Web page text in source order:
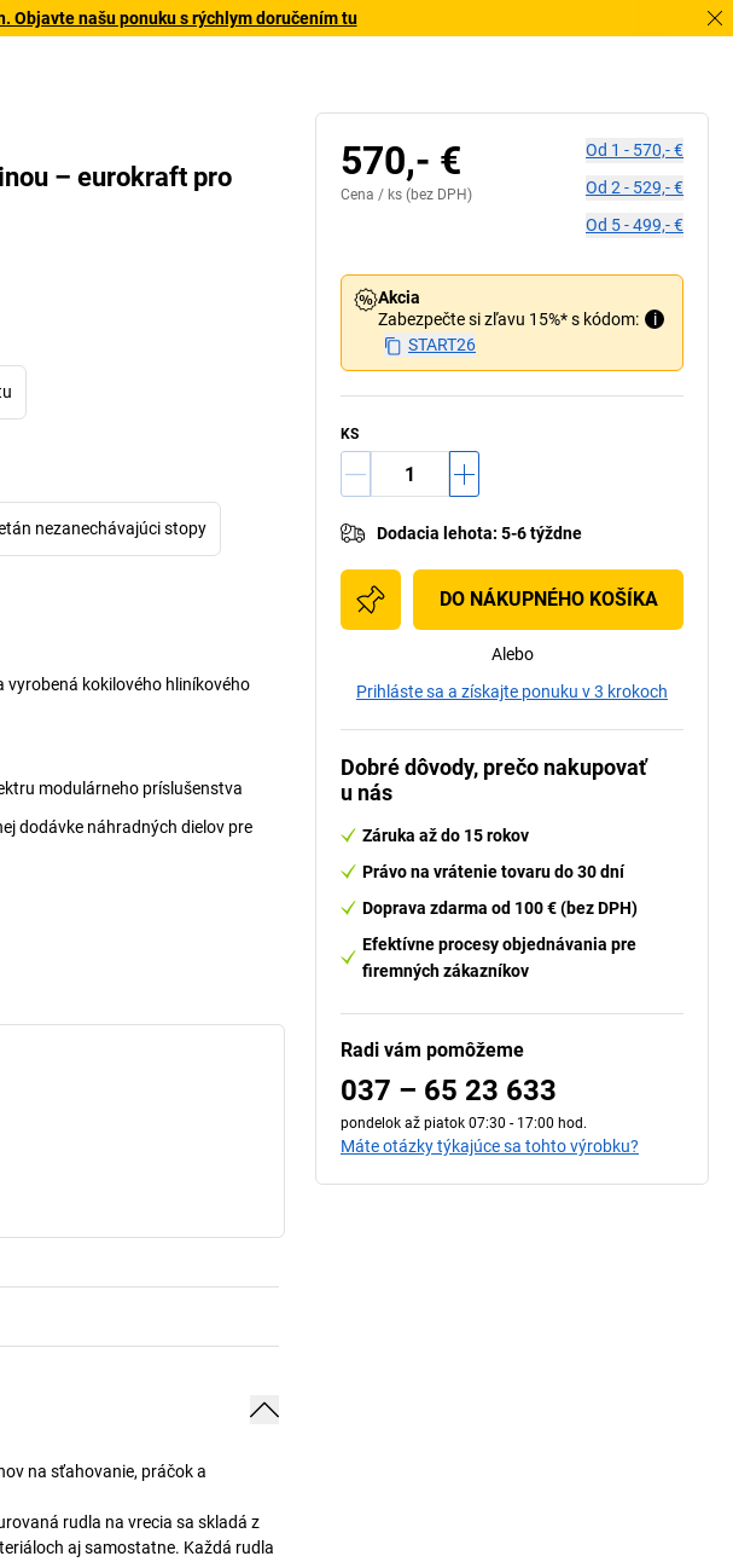
Objavte našu ponuku s rýchlym doručením tu
– eurokraft pro
nezanechávajúci stopy
kokilového hliníkového
modulárneho príslušenstva
dodávke náhradných dielov pre
na sťahovanie, práčok a
rudla na vrecia sa skladá z
aj samostatne. Každá rudla
570,- €
Cena / ks (bez DPH)
Od 1 - 570,- €
Od 2 - 529,- €
Od 5-499,- €
Akcia
Zabezpečte si zľavu 15%* s kódom:
i
START26
KS
Dodacia lehota: 5-6 týždne
DO NÁKUPNÉHO KOŠÍKA
Alebo
Prihláste sa a získajte ponuku v 3 krokoch
Dobré dôvody, prečo nakupovať
u nás
Záruka až do 15 rokov
Právo na vrátenie tovaru do 30 dní
Doprava zdarma od 100 € (bez DPH)
Efektívne procesy objednávania pre
firemných zákazníkov
Radi vám pomôžeme
037 – 65 23 633
pondelok až piatok 07:30 - 17:00 hod.
Máte otázky týkajúce sa tohto výrobku?